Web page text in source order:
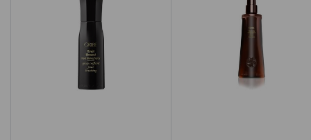
Valmistajan tuotenumero
0840035227375